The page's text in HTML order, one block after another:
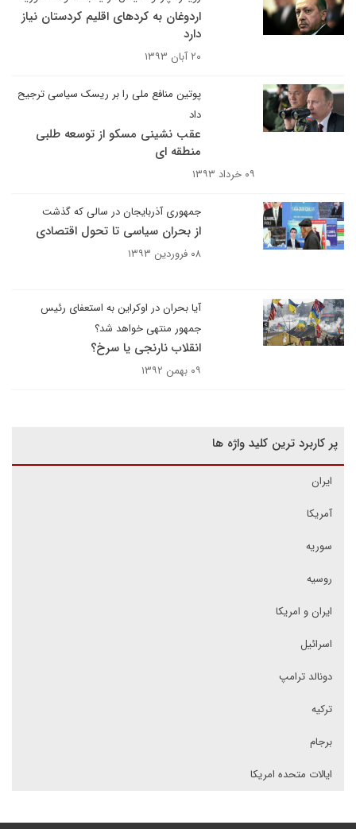
اردوغان به کردهای اقلیم کردستان نیاز
دارد
۲۰ آبان ۱۳۹۳
پوتین منافع ملی را بر ریسک سیاسی ترجیح
داد
عقب نشینی مسکو از توسعه طلبی
منطقه ای
۰۹ خرداد ۱۳۹۳
جمهوری آذربایجان در سالی که گذشت
از بحران سیاسی تا تحول اقتصادی
۰۸ فروردین ۱۳۹۳
آیا بحران در اوکراین به استعفای رئیس
جمهور منتهی خواهد شد؟
انقلاب نارنجی یا سرخ؟
۰۹ بهمن ۱۳۹۲
پر کاربرد ترین کلید واژه ها
ایران
آمریکا
سوریه
روسیه
ایران و امریکا
اسرائیل
دونالد ترامپ
ترکیه
برجام
ایالات متحده امریکا